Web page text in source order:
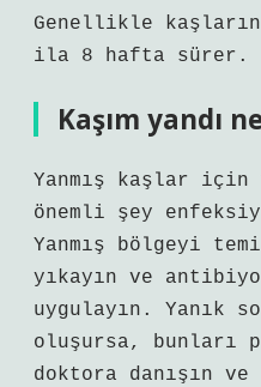
Genellikle kaşların
ila 8 hafta sürer.
Kaşım yandı
Yanmış kaşlar
önemli şey
Yanmış bölgeyi
yıkayın ve
uygulayın. Yanık
oluşursa, bunları
doktora danışın